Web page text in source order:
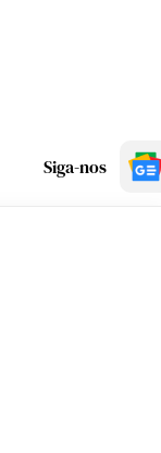
Siga-nos